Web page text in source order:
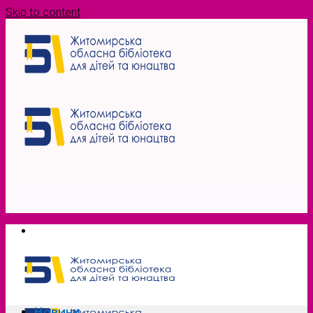
Skip to content